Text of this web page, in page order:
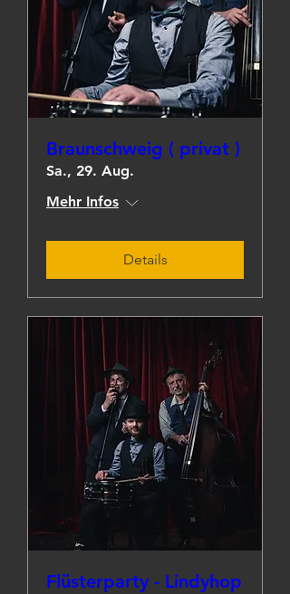
Braunschweig ( privat )
Sa., 29. Aug.
Mehr Infos
Details
Flüsterparty - Lindyhop